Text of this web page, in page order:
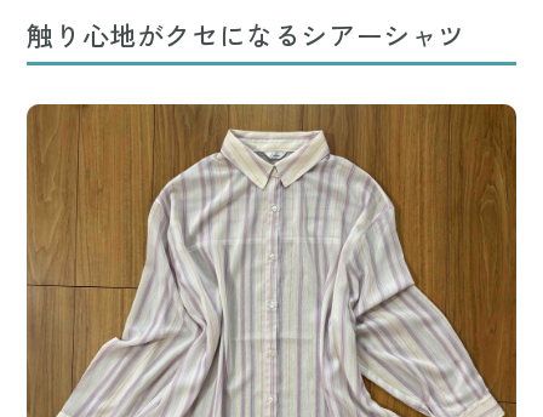
触り心地がクセになるシアーシャツ